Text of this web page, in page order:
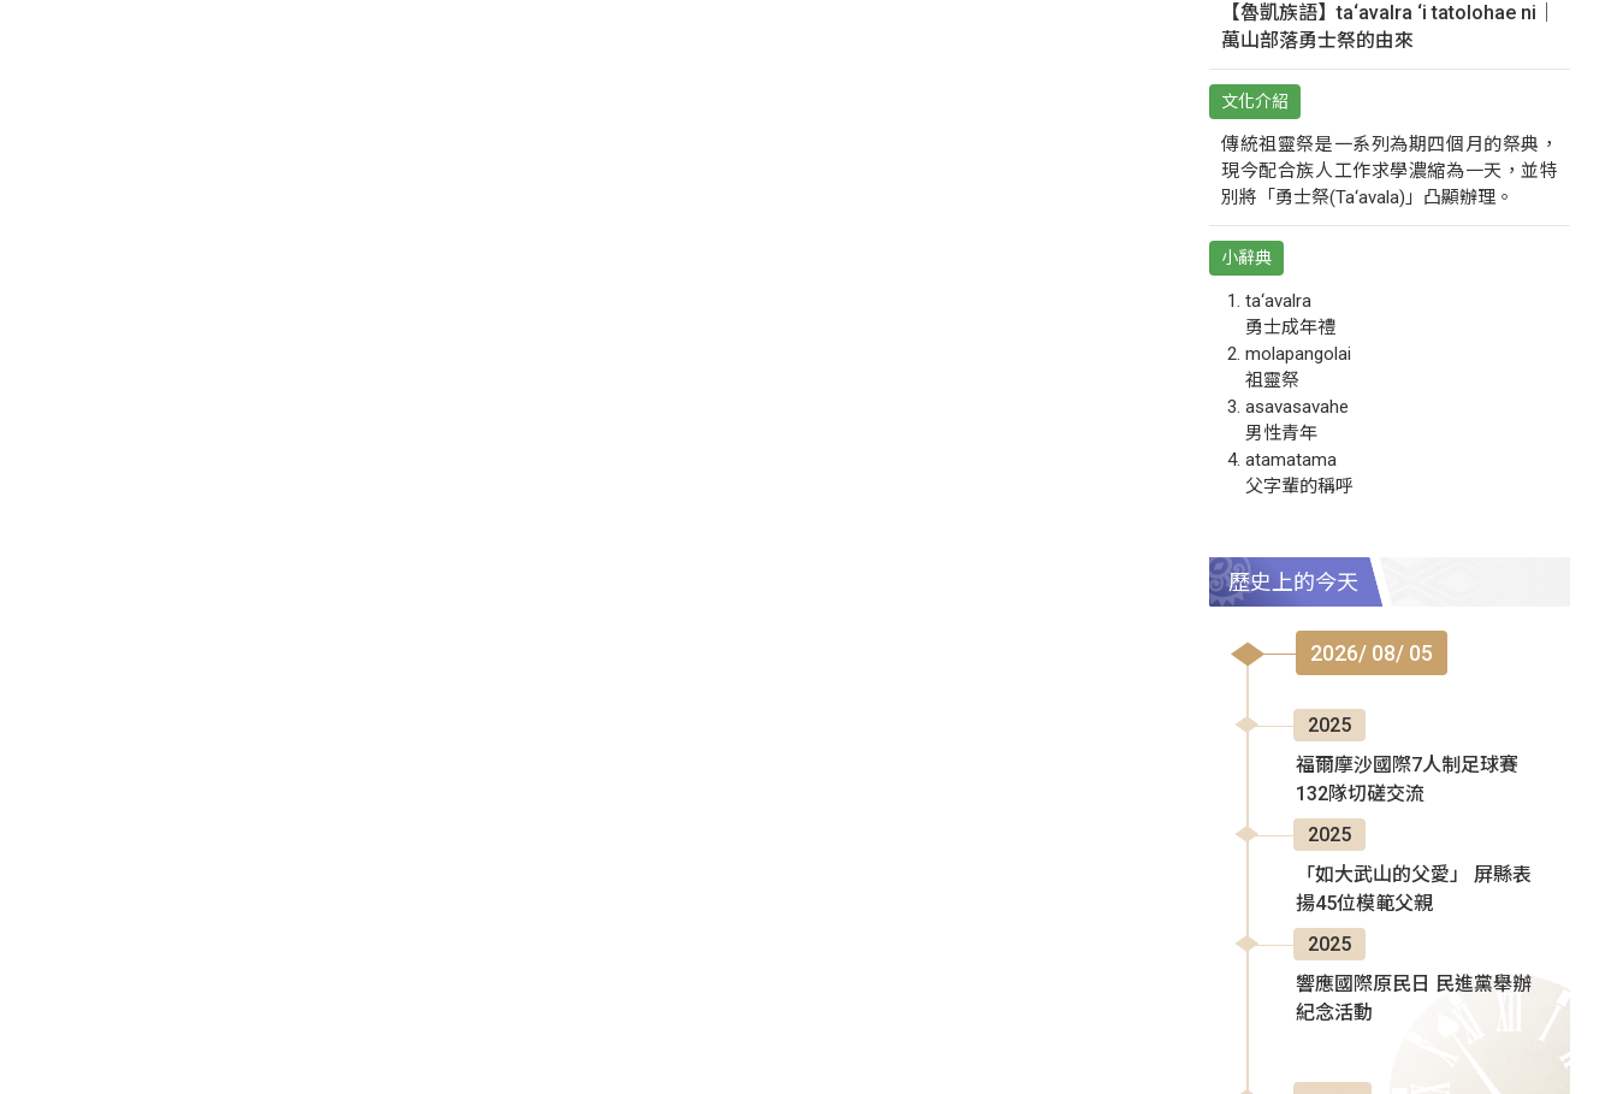
【魯凱族語】ta‘avalra ‘i tatolohae ni｜
萬山部落勇士祭的由來
文化介紹
傳統祖靈祭是一系列為期四個月的祭典，
現今配合族人工作求學濃縮為一天，並特
別將「勇士祭(Ta‘avala)」凸顯辦理。
小辭典
ta‘avalra
勇士成年禮
molapangolai
祖靈祭
asavasavahe
男性青年
atamatama
父字輩的稱呼
歷史上的今天
2026/ 08/ 05
2025
福爾摩沙國際7人制足球賽
132隊切磋交流
2025
「如大武山的父愛」 屏縣表
揚45位模範父親
2025
響應國際原民日 民進黨舉辦
紀念活動